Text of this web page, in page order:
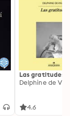
Las gratitudes
Delphine de
4.6